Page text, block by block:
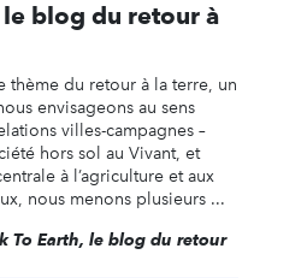
le blog du retour à
thème du retour à la terre, un
envisageons au sens
villes-campagnes –
hors sol au Vivant, et
à l’agriculture et aux
nous menons plusieurs ...
To Earth, le blog du retour